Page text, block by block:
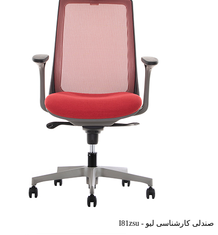
صندلی کارشناسی لیو - I81zsu